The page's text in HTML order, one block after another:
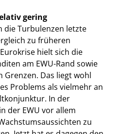
gering
die Turbulenzen letzte
zu früheren
hielt sich die
am EWU-Rand sowie
Das liegt wohl
Problems als vielmehr an
In der
der EWU vor allem
zu